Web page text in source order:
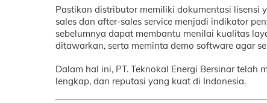
Pastikan distributor memiliki dokumentasi lisensi
sales dan after-sales service menjadi indikator
sebelumnya dapat membantu menilai kualitas
ditawarkan, serta meminta demo software agar
Dalam hal ini, PT. Teknokal Energi Bersinar telah
lengkap, dan reputasi yang kuat di Indonesia.